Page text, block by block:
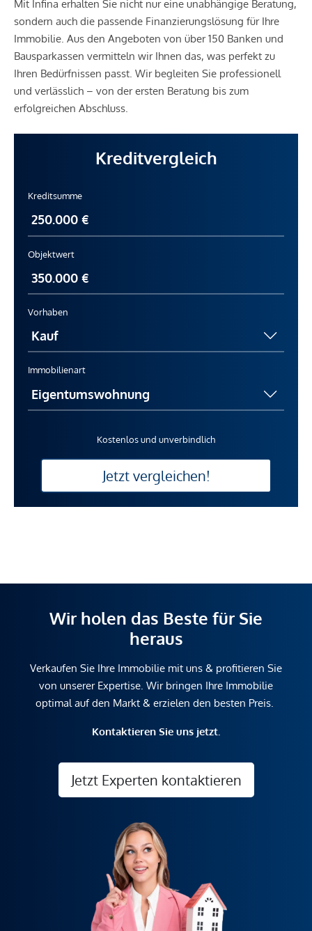
Mit Infina erhalten Sie nicht nur eine unabhängige Beratung,
sondern auch die passende Finanzierungslösung für Ihre
Immobilie. Aus den Angeboten von über 150 Banken und
Bausparkassen vermitteln wir Ihnen das, was perfekt zu
Ihren Bedürfnissen passt. Wir begleiten Sie professionell
und verlässlich – von der ersten Beratung bis zum
erfolgreichen Abschluss.
Kreditvergleich
Kreditsumme
Objektwert
Vorhaben
Immobilienart
Kostenlos und unverbindlich
Jetzt vergleichen!
Wir holen das Beste für Sie
heraus
Verkaufen Sie Ihre Immobilie mit uns & profitieren Sie
von unserer Expertise. Wir bringen Ihre Immobilie
optimal auf den Markt & erzielen den besten Preis.
Kontaktieren Sie uns jetzt.
Jetzt Experten kontaktieren